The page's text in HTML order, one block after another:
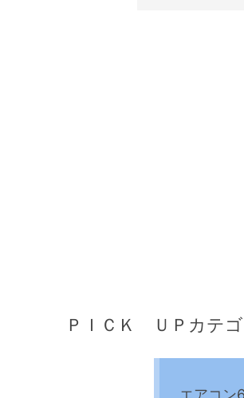
ＰＩＣＫ ＵＰカテ
エアコン